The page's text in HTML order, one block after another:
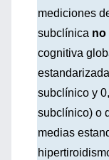
mediciones
subclínica no
cognitiva
subclínico y
subclínico) o
medias